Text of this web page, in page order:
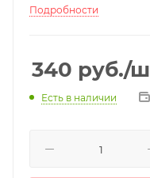
Подробности
340 руб./
Есть в наличии